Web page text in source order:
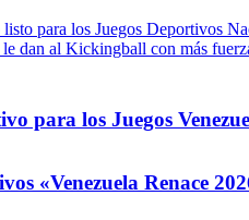
para los Juegos Deportivos
dan al Kickingball con más
para los Juegos
«Venezuela Renace